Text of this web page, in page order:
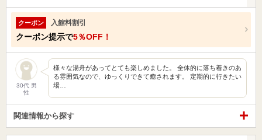
クーポン 入館料割引
クーポン提示で5％OFF！
30代 男
性
様々な湯舟があってとても楽しめました。 全体的に落ち着きのあ
る雰囲気なので、ゆっくりできて癒されます。 定期的に行きたい
場…
関連情報から探す